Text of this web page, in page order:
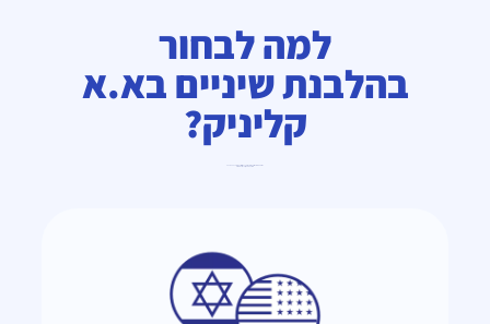
למה לבחור
בהלבנת שיניים בא.א
קליניק?